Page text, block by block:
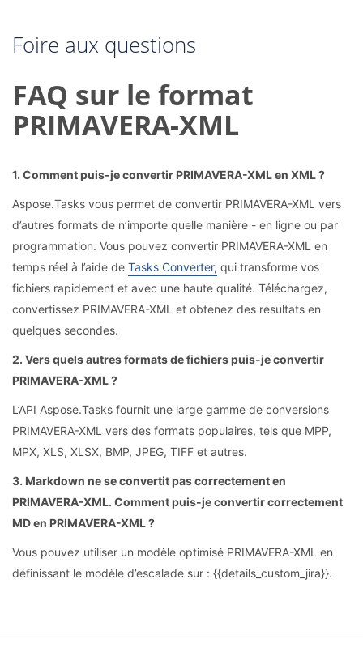
Foire aux questions
FAQ sur le format
PRIMAVERA-XML
1. Comment puis-je convertir PRIMAVERA-XML en XML ?
Aspose.Tasks vous permet de convertir PRIMAVERA-XML vers
d’autres formats de n’importe quelle manière - en ligne ou par
programmation. Vous pouvez convertir PRIMAVERA-XML en
temps réel à l’aide de Tasks Converter, qui transforme vos
fichiers rapidement et avec une haute qualité. Téléchargez,
convertissez PRIMAVERA-XML et obtenez des résultats en
quelques secondes.
2. Vers quels autres formats de fichiers puis-je convertir
PRIMAVERA-XML ?
L’API Aspose.Tasks fournit une large gamme de conversions
PRIMAVERA-XML vers des formats populaires, tels que MPP,
MPX, XLS, XLSX, BMP, JPEG, TIFF et autres.
3. Markdown ne se convertit pas correctement en
PRIMAVERA-XML. Comment puis-je convertir correctement
MD en PRIMAVERA-XML ?
Vous pouvez utiliser un modèle optimisé PRIMAVERA-XML en
définissant le modèle d’escalade sur : {{details_custom_jira}}.